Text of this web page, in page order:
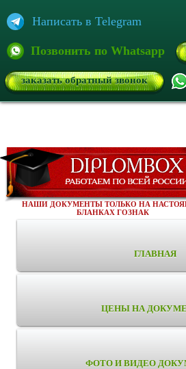
Написать в Telegram
Позвонить по Whatsapp
заказать обратный звонок
НАШИ ДОКУМЕНТЫ ТОЛЬКО НА
БЛАНКАХ ГОЗНАК
ГЛАВНАЯ
ЦЕНЫ НА
ФОТО И ВИДЕО